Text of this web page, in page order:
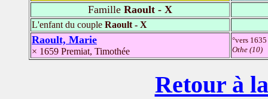
Famille Raoult - X
L'enfant du couple Raoult - X
Raoult, Marie
× 1659 Premiat, Timothée
°vers 1635
Othe (10)
Retour à